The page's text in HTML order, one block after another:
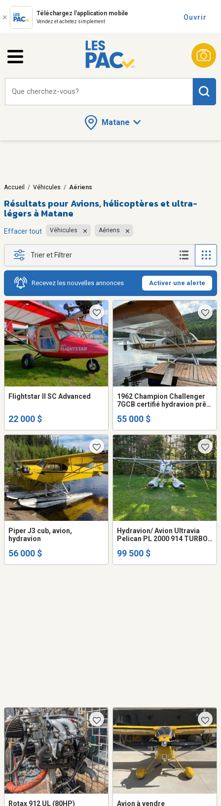
Téléchargez l'application mobile
Vendez et achetez simplement
Ouvrir
Matane
Que cherchez-vous?
Accueil / Véhicules / Aériens
Résultats pourAvions, hélicoptères et ultra-
légers à Matane
Effacer tout Véhicules Aériens
Trier et Filtrer
Recevez les nouvelles annonces Activer une alerte
Flightstar II SC Advanced
22 000 $
1962 Champion Challenger
7GCB certifié hydravion prêt
55 000 $
Piper J3 cub, avion,
hydravion
56 000 $
Hydravion/ Avion Ultravia
Pelican PL 2000 914 TURBO
99 500 $
Rotax 912 UL (80HP) Avion à vendre